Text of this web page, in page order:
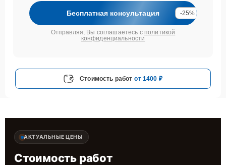
Бесплатная консультация -25%
Отправляя, Вы соглашаетесь с политикой
конфиденциальности
Стоимость работ от 1400 ₽
АКТУАЛЬНЫЕ ЦЕНЫ
Стоимость работ